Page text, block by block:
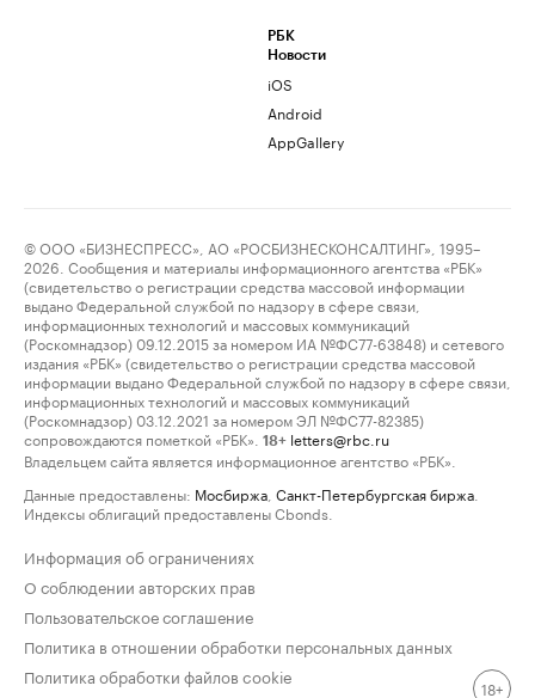
РБК
Новости
iOS
Android
AppGallery
© ООО «БИЗНЕСПРЕСС», АО «РОСБИЗНЕСКОНСАЛТИНГ», 1995–
2026. Сообщения и материалы информационного агентства «РБК»
(свидетельство о регистрации средства массовой информации
выдано Федеральной службой по надзору в сфере связи,
информационных технологий и массовых коммуникаций
(Роскомнадзор) 09.12.2015 за номером ИА №ФС77-63848) и сетевого
издания «РБК» (свидетельство о регистрации средства массовой
информации выдано Федеральной службой по надзору в сфере связи,
информационных технологий и массовых коммуникаций
(Роскомнадзор) 03.12.2021 за номером ЭЛ №ФС77-82385)
сопровождаются пометкой «РБК».
18+ letters@rbc.ru
Владельцем сайта является информационное агентство «РБК».
Данные предоставлены: Мосбиржа Санкт-Петербургская биржа
Индексы облигаций предоставлены Cbonds.
Информация об ограничениях
О соблюдении авторских прав
Пользовательское соглашение
Политика в отношении обработки персональных данных
Политика обработки файлов cookie
18+